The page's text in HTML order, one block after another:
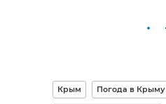
Крым Погода в Крыму